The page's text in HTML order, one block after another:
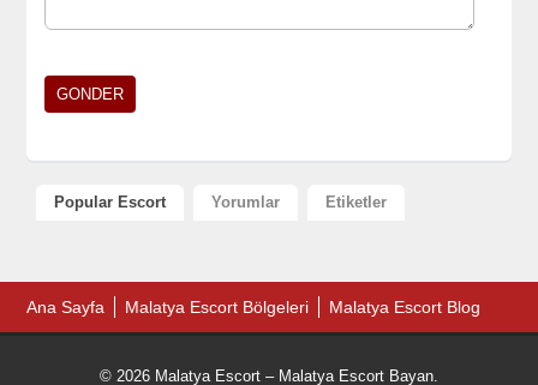
Popular Escort Yorumlar Etiketler
Ana Sayfa Malatya Escort Bölgeleri Malatya Escort Blog
© 2026 Malatya Escort – Malatya Escort Bayan.